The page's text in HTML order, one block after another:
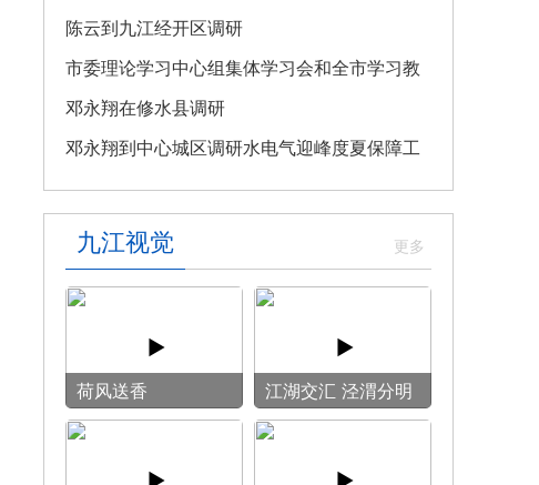
陈云到九江经开区调研
市委理论学习中心组集体学习会和全市学习教
育整改整治工作汇报会召开
邓永翔在修水县调研
邓永翔到中心城区调研水电气迎峰度夏保障工
作
九江视觉
荷风送香 ‌江湖交汇 泾渭分明‌